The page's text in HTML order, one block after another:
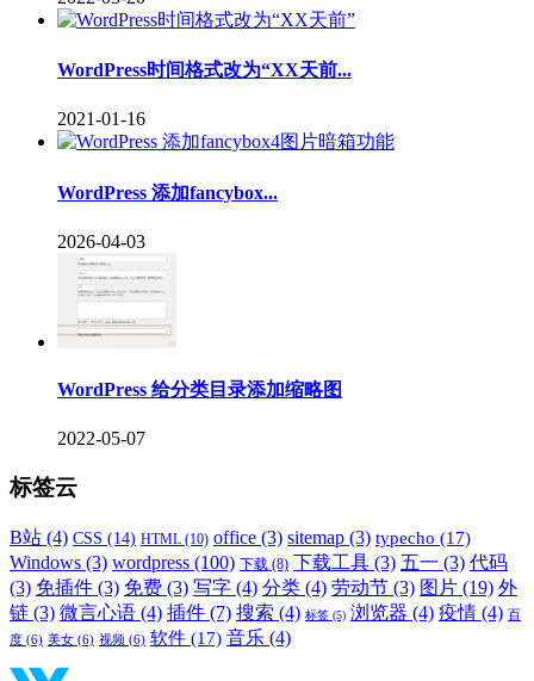
WordPress时间格式改为“XX天前...
2021-01-16
WordPress 添加fancybox...
2026-04-03
WordPress 给分类目录添加缩略图
2022-05-07
标签云
B站 (4) CSS (14) HTML (10) office (3) sitemap (3) typecho (17)
Windows (3) wordpress (100) 下载 (8) 下载工具 (3) 五一 (3) 代码
(3) 免插件 (3) 免费 (3) 写字 (4) 分类 (4) 劳动节 (3) 图片 (19) 外
链 (3) 微言心语 (4) 插件 (7) 搜索 (4) 标签 (5) 浏览器 (4) 疫情 (4) 百
度 (6) 美女 (6) 视频 (6) 软件 (17) 音乐 (4)